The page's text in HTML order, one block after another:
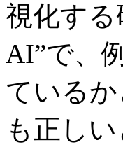
視化す
AI”で、
ている
も正し